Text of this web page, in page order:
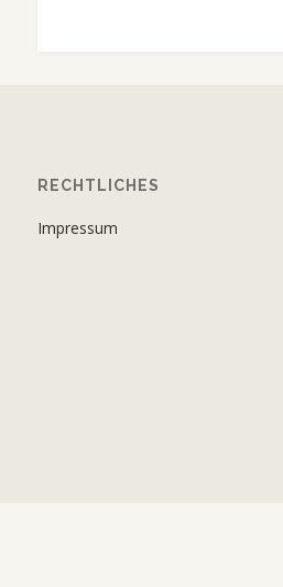
RECHTLICHES
Impressum